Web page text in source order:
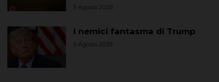
5 Agosto 2026
I nemici fantasma di Trump
5 Agosto 2026